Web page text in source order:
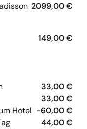
2099,00 €
149,00 €
33,00 €
33,00 €
Hotel -60,00 €
44,00 €